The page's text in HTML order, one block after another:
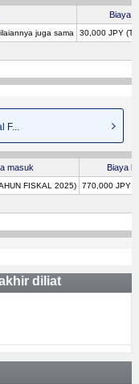
Biaya
juga sama 30,000 JPY
masuk Biaya
FISKAL 2025) 770,000 JPY
diliat